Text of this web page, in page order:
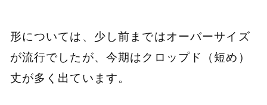
形については、少し前まではオーバーサイズ
が流行でしたが、今期はクロップド（短め）
丈が多く出ています。